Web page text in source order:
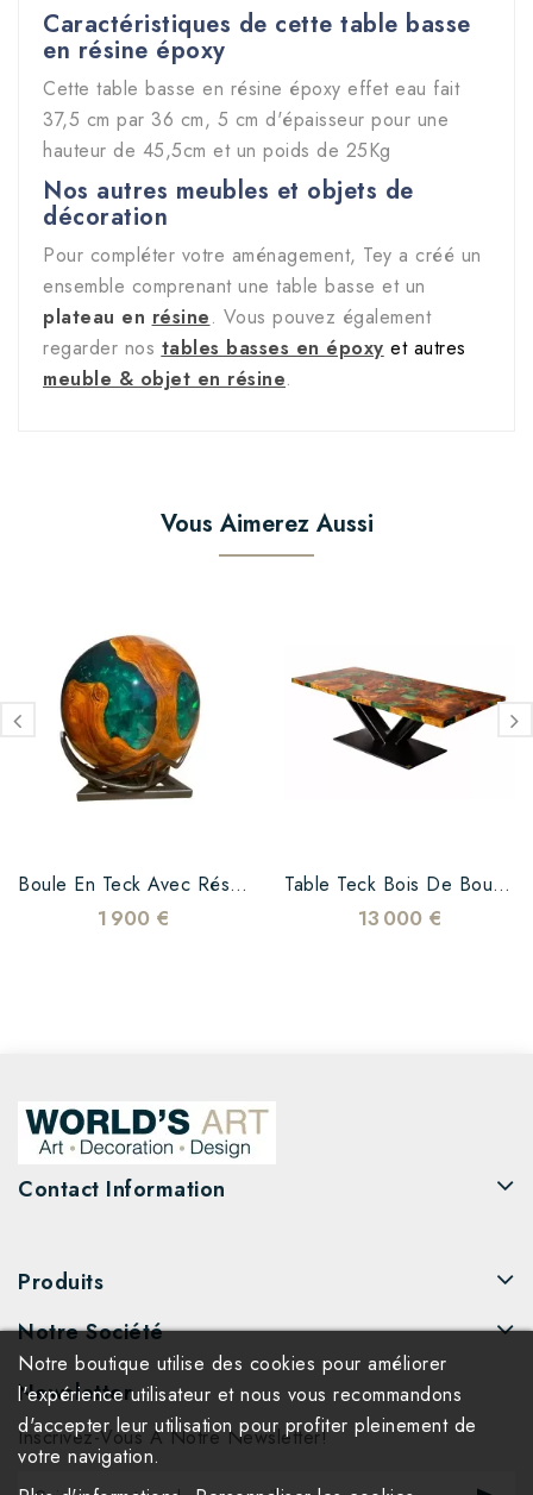
Caractéristiques de cette table basse
en résine époxy
Cette table basse en résine époxy effet eau fait
37,5 cm par 36 cm, 5 cm d'épaisseur pour une
hauteur de 45,5cm et un poids de 25Kg
Nos autres meubles et objets de
décoration
Pour compléter votre aménagement, Tey a créé un
ensemble comprenant une table basse et un
plateau en résine. Vous pouvez également
regarder nos tables basses en époxy et autres
meuble & objet en résine.
Vous Aimerez Aussi
Boule En Teck Avec Résine...
1 900 €
Table Teck Bois De Bout...
13 000 €
Contact Information
Produits
Notre Société
Newsletter
Inscrivez-Vous À Notre Newsletter!
Notre boutique utilise des cookies pour améliorer
l'expérience utilisateur et nous vous recommandons
d'accepter leur utilisation pour profiter pleinement de
votre navigation.